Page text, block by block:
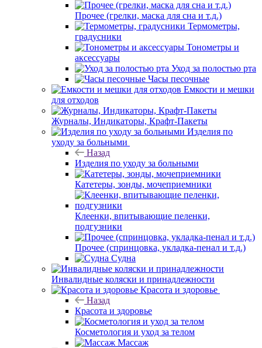
Прочее (грелки, маска для сна и т.д.)
Термометры,
градусники
Тонометры и
аксессуары
Уход за полостью рта
Часы песочные
Емкости и мешки
для отходов
Журналы, Индикаторы, Крафт-Пакеты
Изделия по
уходу за больными
Назад
Изделия по уходу за больными
Катетеры, зонды, мочеприемники
Клеенки, впитывающие пеленки,
подгузники
Прочее (спринцовка, укладка-пенал и т.д.)
Судна
Инвалидные коляски и принадлежности
Красота и здоровье
Назад
Красота и здоровье
Косметология и уход за телом
Массаж